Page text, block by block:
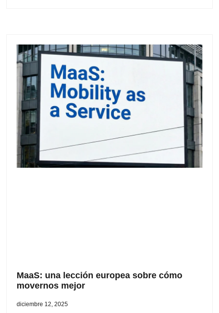
MaaS: una lección europea sobre cómo
movernos mejor
diciembre 12, 2025